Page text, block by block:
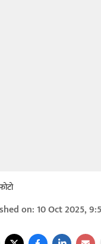
on: 10 Oct 2025,